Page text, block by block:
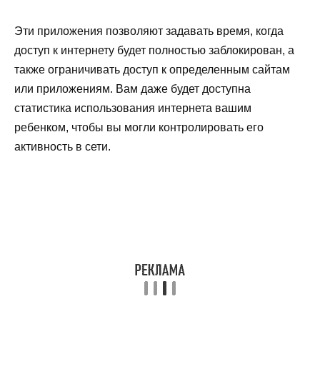
Эти приложения позволяют задавать время, когда
доступ к интернету будет полностью заблокирован, а
также ограничивать доступ к определенным сайтам
или приложениям. Вам даже будет доступна
статистика использования интернета вашим
ребенком, чтобы вы могли контролировать его
активность в сети.